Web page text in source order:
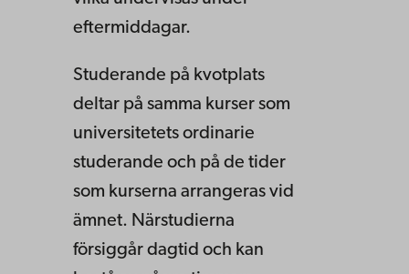
eftermiddagar.
Studerande på kvotplats
deltar på samma kurser som
universitetets ordinarie
studerande och på de tider
som kurserna arrangeras vid
ämnet. Närstudierna
försiggår dagtid och kan